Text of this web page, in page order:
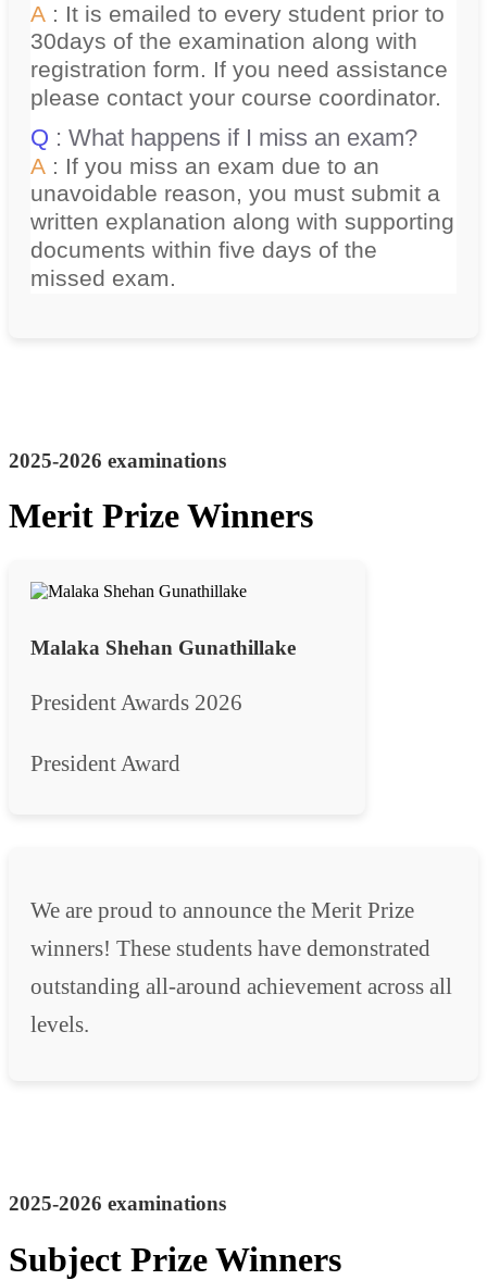
A : It is emailed to every student prior to
30days of the examination along with
registration form. If you need assistance
please contact your course coordinator.
Q : What happens if I miss an exam?
A : If you miss an exam due to an
unavoidable reason, you must submit a
written explanation along with supporting
documents within five days of the
missed exam.
2025-2026 examinations
Merit Prize Winners
Malaka Shehan Gunathillake
President Awards 2026
President Award
We are proud to announce the Merit Prize
winners! These students have demonstrated
outstanding all-around achievement across all
levels.
2025-2026 examinations
Subject Prize Winners